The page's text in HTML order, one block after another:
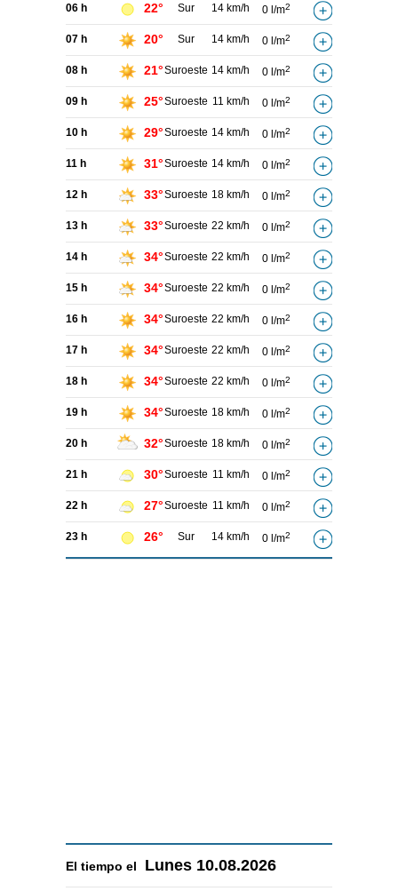
06 h 22° Sur 14 km/h 0 l/m2
07 h 20° Sur 14 km/h 0 l/m2
08 h 21°Suroeste 14 km/h 0 l/m2
09 h 25°Suroeste 11 km/h 0 l/m2
10 h 29°Suroeste 14 km/h 0 l/m2
11 h 31°Suroeste 14 km/h 0 l/m2
12 h 33°Suroeste 18 km/h 0 l/m2
13 h 33°Suroeste 22 km/h 0 l/m2
14 h 34°Suroeste 22 km/h 0 l/m2
15 h 34°Suroeste 22 km/h 0 l/m2
16 h 34°Suroeste 22 km/h 0 l/m2
17 h 34°Suroeste 22 km/h 0 l/m2
18 h 34°Suroeste 22 km/h 0 l/m2
19 h 34°Suroeste 18 km/h 0 l/m2
20 h 32°Suroeste 18 km/h 0 l/m2
21 h 30°Suroeste 11 km/h 0 l/m2
22 h 27°Suroeste 11 km/h 0 l/m2
23 h 26° Sur 14 km/h 0 l/m2
El tiempo el Lunes 10.08.2026